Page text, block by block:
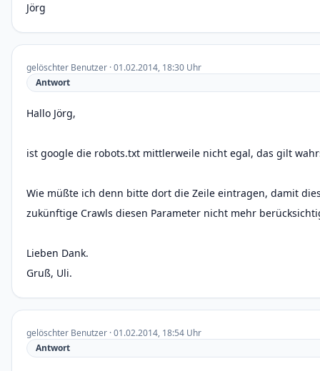
Jörg
gelöschter Benutzer · 01.02.2014, 18:30 Uhr
Antwort
Hallo Jörg,
ist google die robots.txt mittlerweile nicht egal, das gilt
Wie müßte ich denn bitte dort die Zeile eintragen, damit
zukünftige Crawls diesen Parameter nicht mehr
Lieben Dank.
Gruß, Uli.
gelöschter Benutzer · 01.02.2014, 18:54 Uhr
Antwort